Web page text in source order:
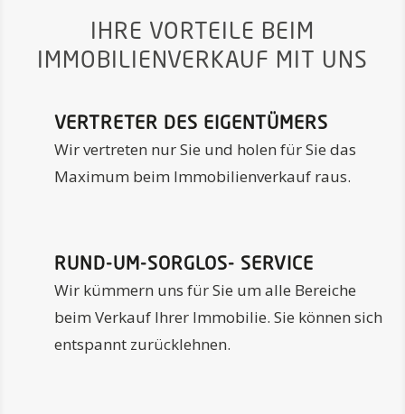
IHRE VORTEILE BEIM
IMMOBILIENVERKAUF MIT UNS
VERTRETER DES EIGENTÜMERS
Wir vertreten nur Sie und holen für Sie das
Maximum beim Immobilienverkauf raus.
RUND-UM-SORGLOS- SERVICE
Wir kümmern uns für Sie um alle Bereiche
beim Verkauf Ihrer Immobilie. Sie können sich
entspannt zurücklehnen.